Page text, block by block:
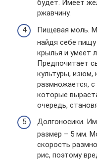
будет. Имеет
ржавчину.
Пищевая моль.
найдя себе
крылья и умеет
Предпочитает
культуры, изюм,
размножается,
которые
очередь,
Долгоносики.
размер – 5 мм.
скорость
рис, поэтому